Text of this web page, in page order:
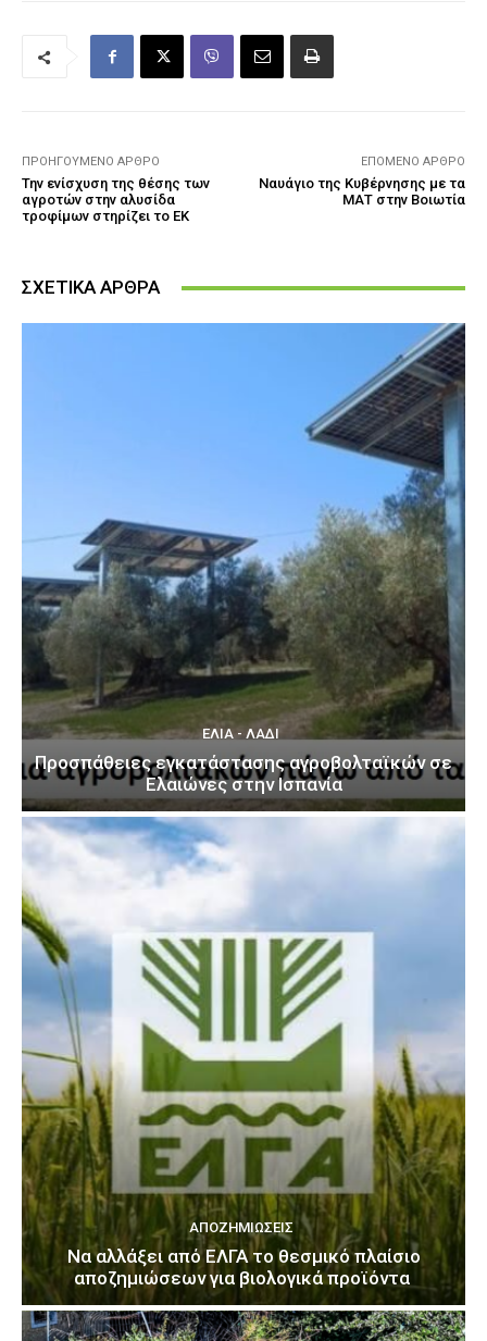
ΠΡΟΗΓΟΎΜΕΝΟ ΆΡΘΡΟ
Την ενίσχυση της θέσης των
αγροτών στην αλυσίδα
τροφίμων στηρίζει το ΕΚ
ΕΠΌΜΕΝΟ ΆΡΘΡΟ
Ναυάγιο της Κυβέρνησης με τα
ΜΑΤ στην Βοιωτία
ΣΧΕΤΙΚΑ ΑΡΘΡΑ
ΕΛΙΆ - ΛΆΔΙ
Προσπάθειες εγκατάστασης αγροβολταϊκών σε
Ελαιώνες στην Ισπανία
ΑΠΟΖΗΜΙΏΣΕΙΣ
Να αλλάξει από ΕΛΓΑ το θεσμικό πλαίσιο
αποζημιώσεων για βιολογικά προϊόντα